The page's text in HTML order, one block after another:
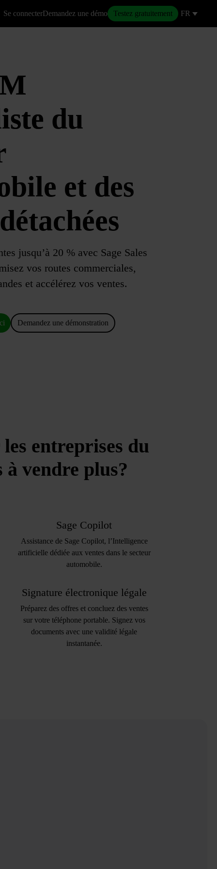
Se connecterDemandez une démo Testez gratuitement FR
du
et des
jusqu’à 20 % avec Sage Sales
vos routes commerciales,
et accélérez vos ventes.
Demandez une démonstration
entreprises du
à vendre plus?
Sage Copilot
Assistance de Sage Copilot, l’Intelligence
artificielle dédiée aux ventes dans le secteur
automobile.
Signature électronique légale
Préparez des offres et concluez des ventes
sur votre téléphone portable. Signez vos
documents avec une validité légale
instantanée.